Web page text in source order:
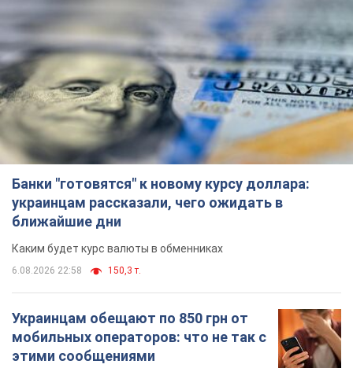
Банки "готовятся" к новому курсу доллара:
украинцам рассказали, чего ожидать в
ближайшие дни
Каким будет курс валюты в обменниках
6.08.2026 22:58 150,3 т.
Украинцам обещают по 850 грн от
мобильных операторов: что не так с
этими сообщениями